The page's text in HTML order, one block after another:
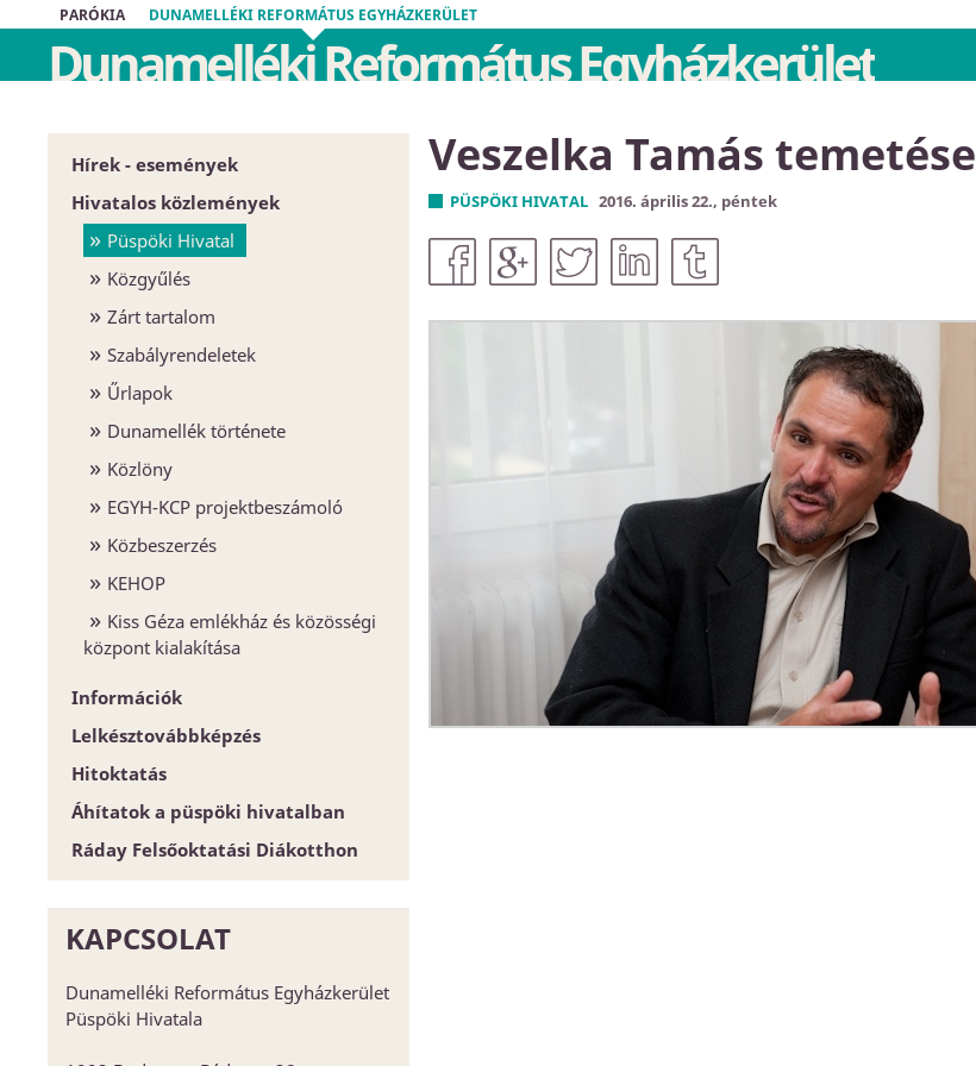
PARÓKIA DUNAMELLÉKI REFORMÁTUS EGYHÁZKERÜLET
Dunamelléki Református Egyházkerület
Hírek - események
Hivatalos közlemények
Püspöki Hivatal
Közgyűlés
Zárt tartalom
Szabályrendeletek
Űrlapok
Dunamellék története
Közlöny
EGYH-KCP projektbeszámoló
Közbeszerzés
KEHOP
Kiss Géza emlékház és közösségi
központ kialakítása
Információk
Egyházközségek
Esperesi Hivatalok
Püspöki Hivatal
Elnökség és szervezet
Konferencia-központ
Címtár
Lelkésztovábbképzés
Hitoktatás
Hitoktatót keresünk
Hitoktató állást keres
Áhítatok a püspöki hivatalban
Ráday Felsőoktatási Diákotthon
KAPCSOLAT
Dunamelléki Református Egyházkerület
Püspöki Hivatala
Veszelka Tamás temetése
PÜSPÖKI HIVATAL 2016. április 22., péntek